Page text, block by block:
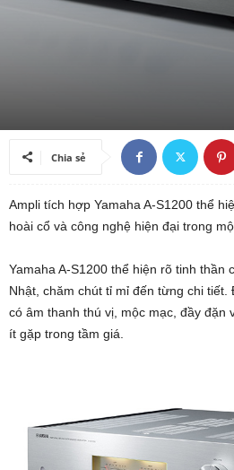
Khánh Ngân 25/02/2021
Chia sẻ
Ampli tích hợp Yamaha A-S1200 thể
hoài cổ và công nghệ hiện đại trong
Yamaha A-S1200 thể hiện rõ tinh thần
Nhật, chăm chút tỉ mỉ đến từng chi
có âm thanh thú vị, mộc mạc, đầy đặn
ít gặp trong tầm giá.